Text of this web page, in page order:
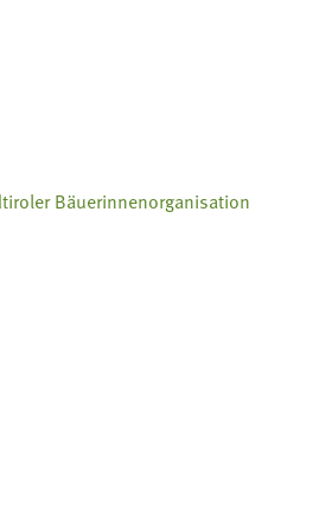
Bäuerinnenorganisation